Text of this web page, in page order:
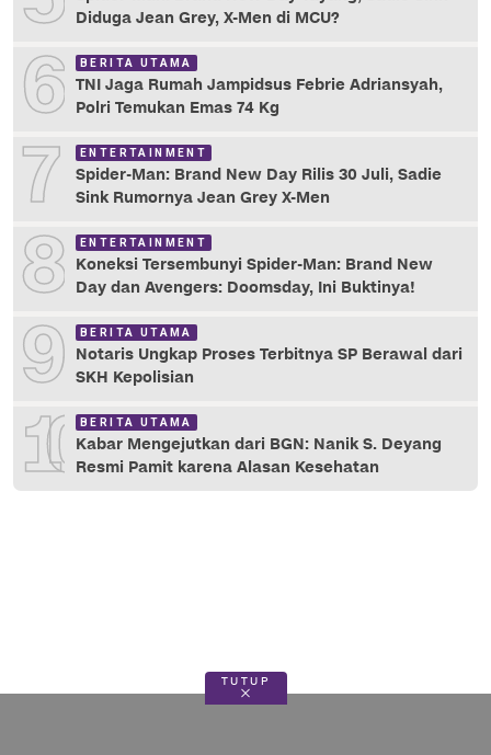
Diduga Jean Grey, X-Men di MCU?
6 BERITA UTAMA
TNI Jaga Rumah Jampidsus Febrie Adriansyah,
Polri Temukan Emas 74 Kg
7 ENTERTAINMENT
Spider-Man: Brand New Day Rilis 30 Juli, Sadie
Sink Rumornya Jean Grey X-Men
8 ENTERTAINMENT
Koneksi Tersembunyi Spider-Man: Brand New
Day dan Avengers: Doomsday, Ini Buktinya!
9 BERITA UTAMA
Notaris Ungkap Proses Terbitnya SP Berawal dari
SKH Kepolisian
10 BERITA UTAMA
Kabar Mengejutkan dari BGN: Nanik S. Deyang
Resmi Pamit karena Alasan Kesehatan
TUTUP